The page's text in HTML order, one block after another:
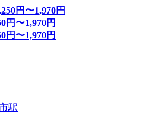
円〜1,970円
円〜1,970円
円〜1,970円
駅